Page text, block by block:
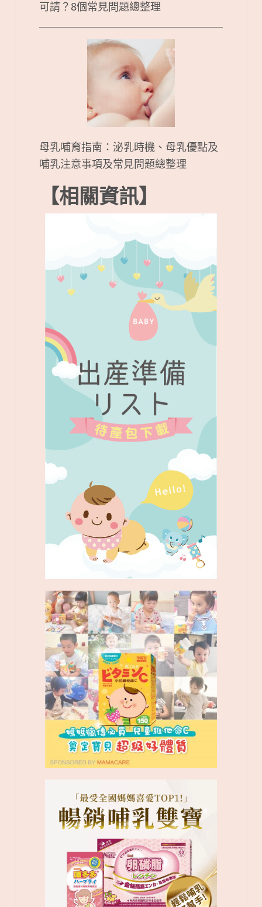
可請？8個常見問題總整理
母乳哺育指南：泌乳時機、母乳優點及
哺乳注意事項及常見問題總整理
【相關資訊】